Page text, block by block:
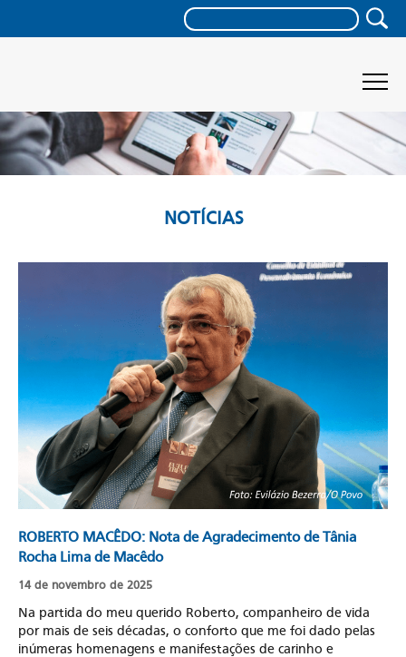
NOTÍCIAS
ROBERTO MACÊDO: Nota de Agradecimento de Tânia
Rocha Lima de Macêdo
14 de novembro de 2025
Na partida do meu querido Roberto, companheiro de vida
por mais de seis décadas, o conforto que me foi dado pelas
inúmeras homenagens e manifestações de carinho e